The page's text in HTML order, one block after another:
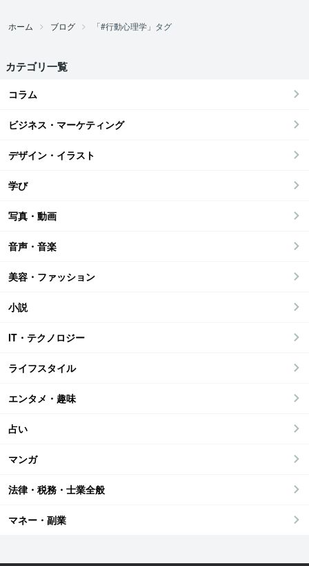
ホーム ブログ 「#行動心理学」タグ
カテゴリ一覧
コラム
ビジネス・マーケティング
デザイン・イラスト
学び
写真・動画
音声・音楽
美容・ファッション
小説
IT・テクノロジー
ライフスタイル
エンタメ・趣味
占い
マンガ
法律・税務・士業全般
マネー・副業